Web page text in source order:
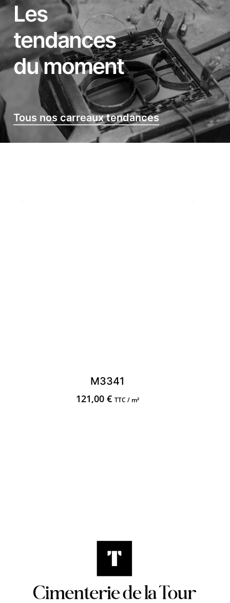
Les
tendances
du moment
Tous nos carreaux tendances
M3341
121,00 € TTC / m²